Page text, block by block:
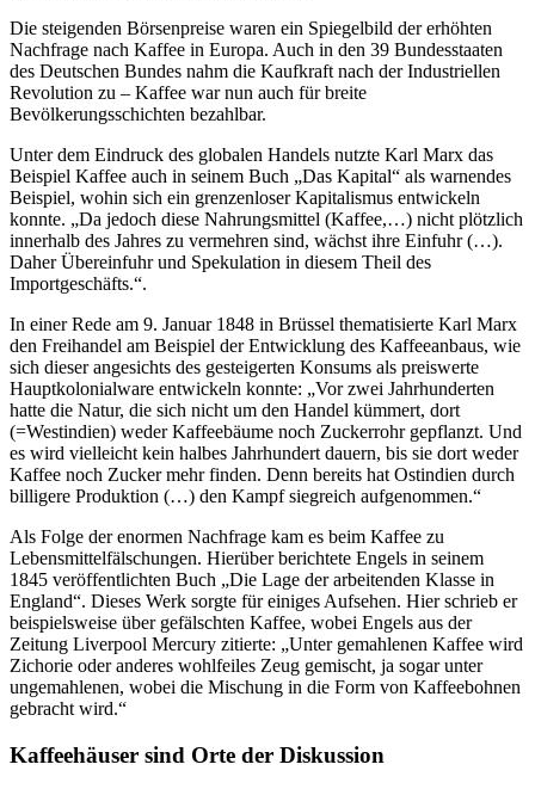
Die steigenden Börsenpreise waren ein Spiegelbild der erhöhten
Nachfrage nach Kaffee in Europa. Auch in den 39 Bundesstaaten
des Deutschen Bundes nahm die Kaufkraft nach der Industriellen
Revolution zu – Kaffee war nun auch für breite
Bevölkerungsschichten bezahlbar.
Unter dem Eindruck des globalen Handels nutzte Karl Marx das
Beispiel Kaffee auch in seinem Buch „Das Kapital“ als warnendes
Beispiel, wohin sich ein grenzenloser Kapitalismus entwickeln
konnte. „Da jedoch diese Nahrungsmittel (Kaffee,…) nicht plötzlich
innerhalb des Jahres zu vermehren sind, wächst ihre Einfuhr (…).
Daher Übereinfuhr und Spekulation in diesem Theil des
Importgeschäfts.“.
In einer Rede am 9. Januar 1848 in Brüssel thematisierte Karl Marx
den Freihandel am Beispiel der Entwicklung des Kaffeeanbaus, wie
sich dieser angesichts des gesteigerten Konsums als preiswerte
Hauptkolonialware entwickeln konnte: „Vor zwei Jahrhunderten
hatte die Natur, die sich nicht um den Handel kümmert, dort
(=Westindien) weder Kaffeebäume noch Zuckerrohr gepflanzt. Und
es wird vielleicht kein halbes Jahrhundert dauern, bis sie dort weder
Kaffee noch Zucker mehr finden. Denn bereits hat Ostindien durch
billigere Produktion (…) den Kampf siegreich aufgenommen.“
Als Folge der enormen Nachfrage kam es beim Kaffee zu
Lebensmittelfälschungen. Hierüber berichtete Engels in seinem
1845 veröffentlichten Buch „Die Lage der arbeitenden Klasse in
England“. Dieses Werk sorgte für einiges Aufsehen. Hier schrieb er
beispielsweise über gefälschten Kaffee, wobei Engels aus der
Zeitung Liverpool Mercury zitierte: „Unter gemahlenen Kaffee wird
Zichorie oder anderes wohlfeiles Zeug gemischt, ja sogar unter
ungemahlenen, wobei die Mischung in die Form von Kaffeebohnen
gebracht wird.“
Kaffeehäuser sind Orte der Diskussion